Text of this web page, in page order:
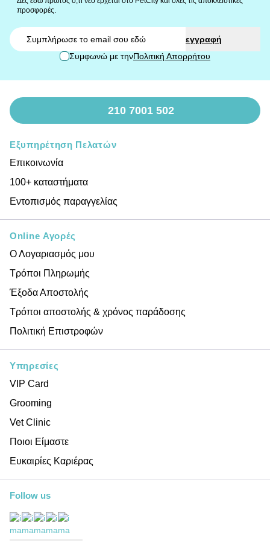
προσφορές.
εγγραφή
Συμφωνώ με τηνΠολιτική Απορρήτου
210 7001 502
Εξυπηρέτηση Πελατών
Επικοινωνία
100+ καταστήματα
Εντοπισμός παραγγελίας
Online Αγορές
Ο Λογαριασμός μου
Τρόποι Πληρωμής
Έξοδα Αποστολής
Τρόποι αποστολής & χρόνος παράδοσης
Πολιτική Επιστροφών
Υπηρεσίες
VIP Card
Grooming
Vet Clinic
Ποιοι Είμαστε
Ευκαιρίες Καριέρας
Follow us